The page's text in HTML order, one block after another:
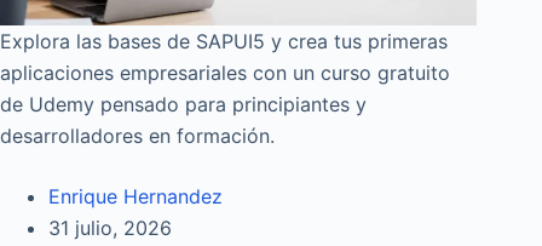
Explora las bases de SAPUI5 y crea tus primeras
aplicaciones empresariales con un curso gratuito
de Udemy pensado para principiantes y
desarrolladores en formación.
Enrique Hernandez
31 julio, 2026